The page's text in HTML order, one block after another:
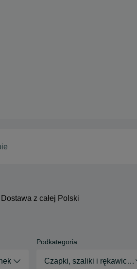
Dostawa z całej Polski
Podkategoria
Czapki, szaliki i rękawiczki